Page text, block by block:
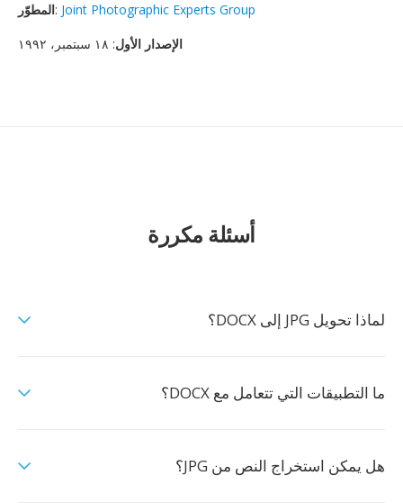
المطوّر: Joint Photographic Experts Group
الإصدار الأول: ١٨ سبتمبر، ١٩٩٢
أسئلة مكررة
لماذا تحويل JPG إلى DOCX؟
ما التطبيقات التي تتعامل مع DOCX؟
هل يمكن استخراج النص من JPG؟